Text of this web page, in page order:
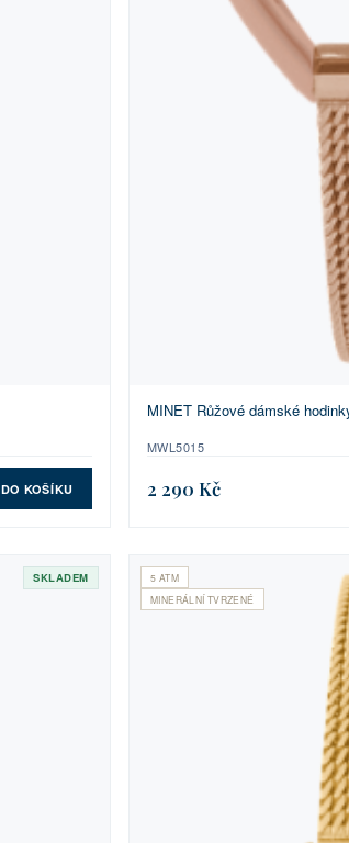
DO KOŠÍKU
MINET Růžové dámské
MWL5015
2 290 Kč
SKLADEM
5 ATM
MINERÁLNÍ TVRZENÉ